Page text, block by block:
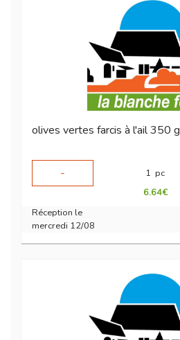
olives vertes farcis à l'ail 350 g
-
1 pc
6.64€
Réception le
mercredi 12/08